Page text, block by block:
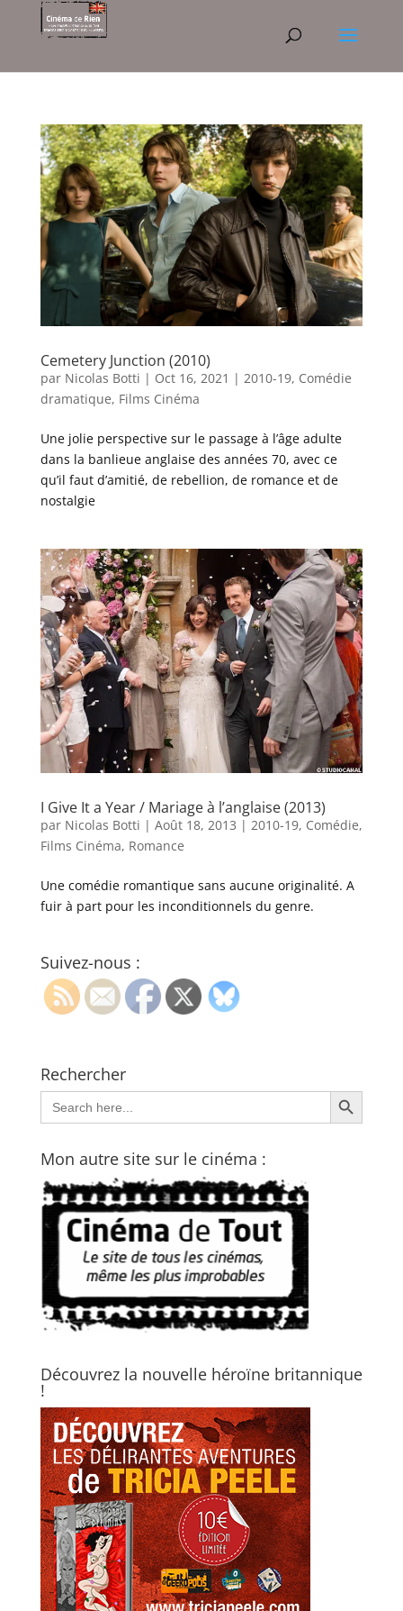
Cemetery Junction (2010)
par Nicolas Botti | Oct 16, 2021 | 2010-19, Comédie
dramatique, Films Cinéma
Une jolie perspective sur le passage à l’âge adulte
dans la banlieue anglaise des années 70, avec ce
qu’il faut d’amitié, de rebellion, de romance et de
nostalgie
I Give It a Year / Mariage à l’anglaise (2013)
par Nicolas Botti | Août 18, 2013 | 2010-19, Comédie,
Films Cinéma, Romance
Une comédie romantique sans aucune originalité. A
fuir à part pour les inconditionnels du genre.
Suivez-nous :
Rechercher
Search
for:
Search Button
Mon autre site sur le cinéma :
Découvrez la nouvelle héroïne britannique
!